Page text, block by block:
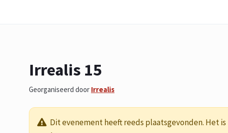
Irrealis 15
Georganiseerd door Irrealis
Dit evenement heeft reeds plaatsgevonden. Het